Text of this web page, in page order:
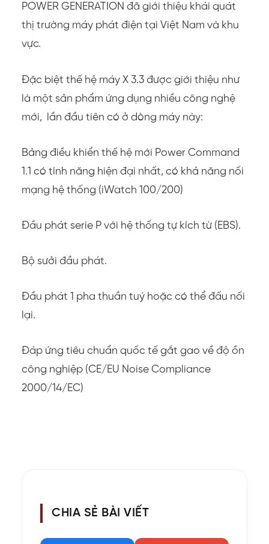
POWER GENERATION đã giới thiệu khái quát
thị trường máy phát điện tại Việt Nam và khu
vực.
Đặc biệt thế hệ máy X 3.3 được giới thiệu như
là một sản phẩm ứng dụng nhiều công nghệ
mới, lần đầu tiên có ở dòng máy này:
Bảng điều khiển thế hệ mới Power Command
1.1 có tính năng hiện đại nhất, có khả năng nối
mạng hệ thống (iWatch 100/200)
Đầu phát serie P với hệ thống tự kích từ (EBS).
Bộ sưởi đầu phát.
Đầu phát 1 pha thuần tuý hoặc có thể đấu nối
lại.
Đáp ứng tiêu chuẩn quốc tế gắt gao về độ ồn
công nghiệp (CE/EU Noise Compliance
2000/14/EC)
CHIA SẺ BÀI VIẾT